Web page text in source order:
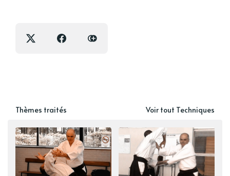
Thèmes traités Voir tout Techniques